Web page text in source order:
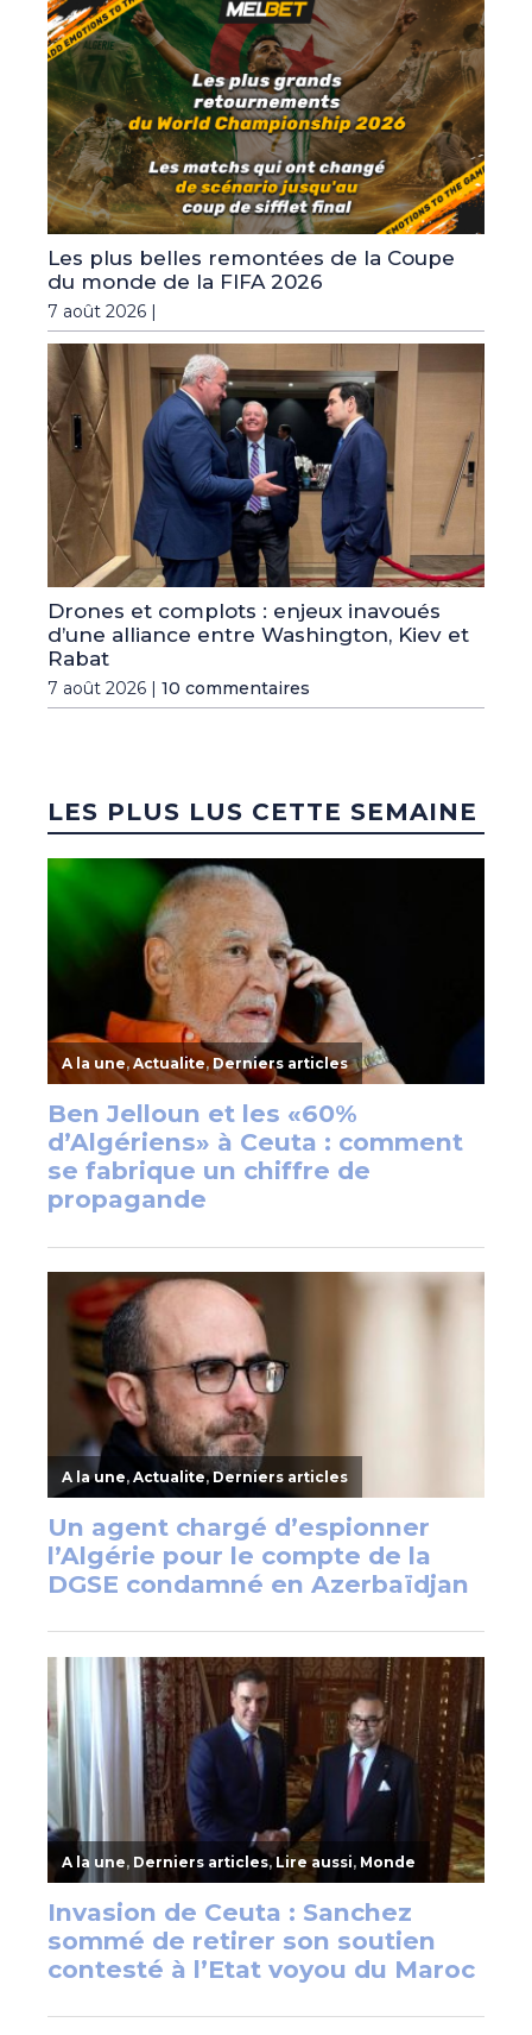
Les plus belles remontées de la Coupe
du monde de la FIFA 2026
7 août 2026 |
Drones et complots : enjeux inavoués
d’une alliance entre Washington, Kiev et
Rabat
7 août 2026 | 10 commentaires
LES PLUS LUS CETTE SEMAINE